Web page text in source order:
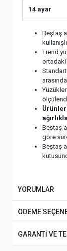
14 ayar
Beştaş
Trend
ortadaki
Beştaş
göre
Beştaş
YORUMLAR
ÖDEME
GARANTİ VE